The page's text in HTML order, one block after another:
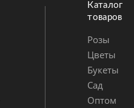
Каталог
товаров
Розы
Цветы
Букеты
Сад
Оптом